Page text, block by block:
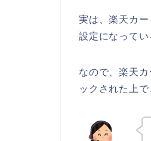
実は、楽天カ
設定になって
なので、楽天
ックされた上